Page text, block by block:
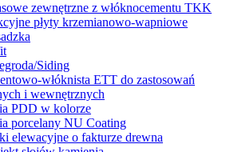
zewnętrzne z włóknocementu TKK
płyty krzemianowo-wapniowe
Siding
włóknista ETT do zastosowań
i wewnętrznych
PDD w kolorze
porcelany NU Coating
elewacyjne o fakturze drewna